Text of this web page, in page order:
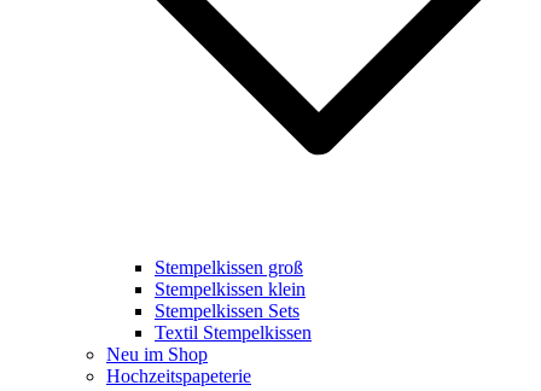
Stempelkissen groß
Stempelkissen klein
Stempelkissen Sets
Textil Stempelkissen
Neu im Shop
Hochzeitspapeterie